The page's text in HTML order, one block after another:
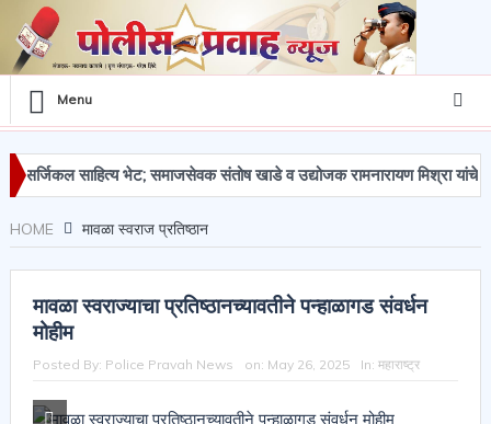
Menu
साहित्य भेट; समाजसेवक संतोष खाडे व उद्योजक रामनारायण मिश्रा यांचे विशेष
HOME मावळा स्वराज प्रतिष्ठान
मावळा स्वराज्याचा प्रतिष्ठानच्यावतीने पन्हाळागड संवर्धन
मोहीम
Posted By: Police Pravah News on: May 26, 2025 In: महाराष्ट्र